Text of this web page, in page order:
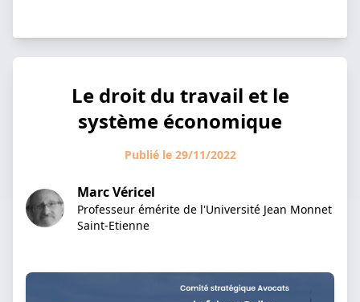
Le droit du travail et le
système économique
Publié le 29/11/2022
Marc Véricel
Professeur émérite de l'Université Jean Monnet
Saint-Etienne